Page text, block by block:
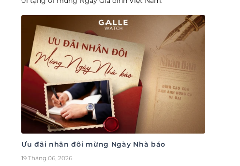
Ưu đãi nhân đôi mừng Ngày Nhà báo
19 Tháng 06, 2026